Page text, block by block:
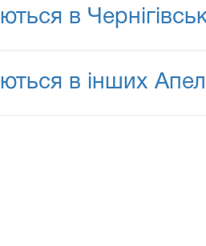
в
в інших